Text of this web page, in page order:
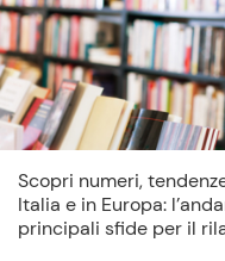
Scopri numeri,
Italia e in Europa:
principali sfide per il